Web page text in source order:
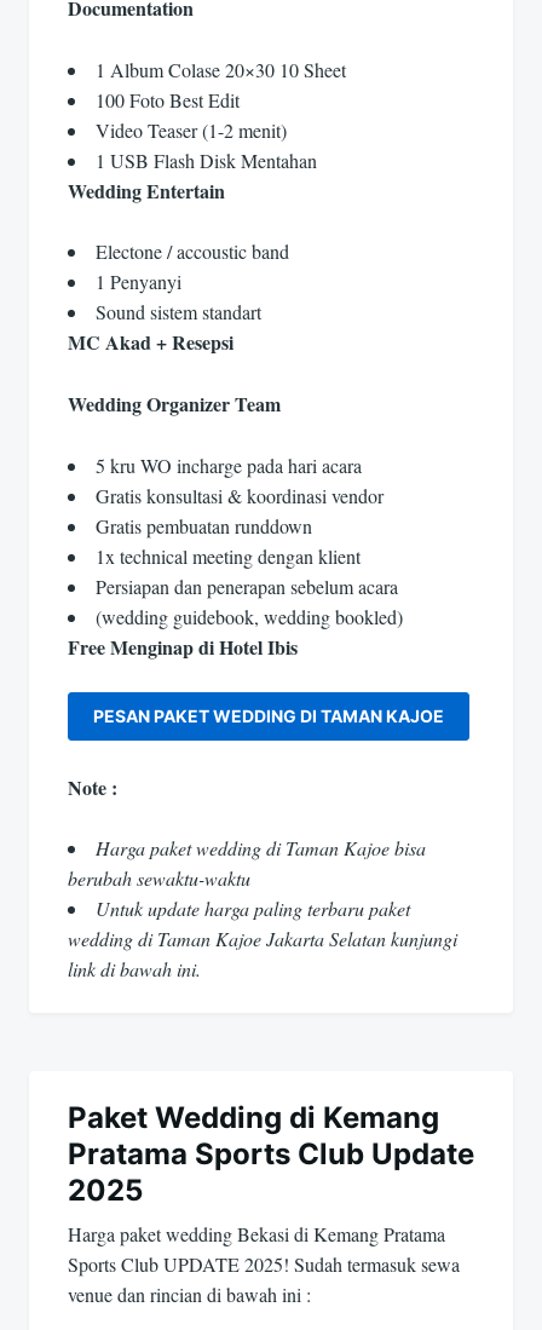
Documentation
1 Album Colase 20×30 10 Sheet
100 Foto Best Edit
Video Teaser (1-2 menit)
1 USB Flash Disk Mentahan
Wedding Entertain
Electone / accoustic band
1 Penyanyi
Sound sistem standart
MC Akad + Resepsi
Wedding Organizer Team
5 kru WO incharge pada hari acara
Gratis konsultasi & koordinasi vendor
Gratis pembuatan runddown
1x technical meeting dengan klient
Persiapan dan penerapan sebelum acara
(wedding guidebook, wedding bookled)
Free Menginap di Hotel Ibis
PESAN PAKET WEDDING DI TAMAN KAJOE
Note :
Harga paket wedding di Taman Kajoe bisa
berubah sewaktu-waktu
Untuk update harga paling terbaru paket
wedding di Taman Kajoe Jakarta Selatan kunjungi
link di bawah ini.
Paket Wedding di Kemang
Pratama Sports Club Update
2025
Harga paket wedding Bekasi di Kemang Pratama
Sports Club UPDATE 2025! Sudah termasuk sewa
venue dan rincian di bawah ini :